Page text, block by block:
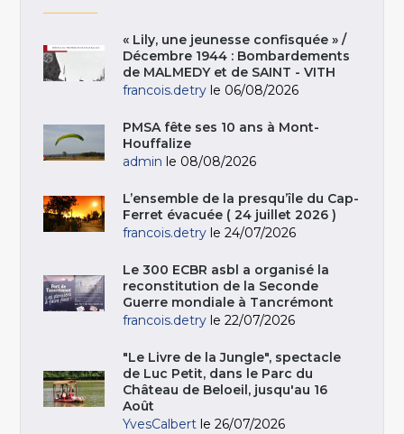
« Lily, une jeunesse confisquée » /
Décembre 1944 : Bombardements
de MALMEDY et de SAINT - VITH
francois.detry le 06/08/2026
PMSA fête ses 10 ans à Mont-
Houffalize
admin le 08/08/2026
L’ensemble de la presqu’île du Cap-
Ferret évacuée ( 24 juillet 2026 )
francois.detry le 24/07/2026
Le 300 ECBR asbl a organisé la
reconstitution de la Seconde
Guerre mondiale à Tancrémont
francois.detry le 22/07/2026
"Le Livre de la Jungle", spectacle
de Luc Petit, dans le Parc du
Château de Beloeil, jusqu'au 16
Août
YvesCalbert le 26/07/2026